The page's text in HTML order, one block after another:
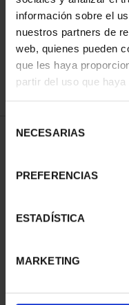
información sobre el
nuestros partners de
web, quienes pueden
que les haya
partir del uso que
NECESARIAS
PREFERENCIAS
ESTADÍSTICA
MARKETING
1 Productos encontrados